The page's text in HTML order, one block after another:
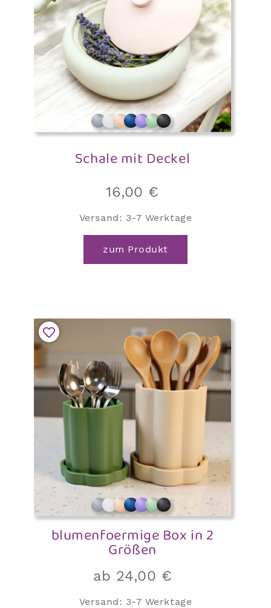
Schale mit Deckel
16,00 €
Versand: 3-7 Werktage
zum Produkt
blumenfoermige Box in 2
Größen
ab 24,00 €
Versand: 3-7 Werktage